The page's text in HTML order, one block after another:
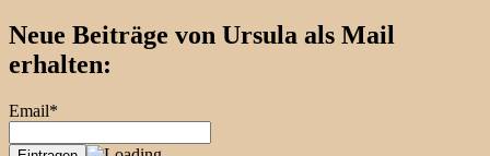
Neue Beiträge von Ursula als Mail
erhalten:
Email*